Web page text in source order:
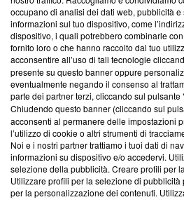
creare news di qualità. Inoltre,
‘Trust Project - News with Integrity’
ancora membro del programma, ma
parte; Trust Project non ha ancora
conformità agli standard.
Su di noi
Team editoriale
Corporate
Redazione
Informativa Privacy
occupano di analisi dei dati web, pubblicità
informazioni sul tuo dispositivo, come
dispositivo, i quali potrebbero combinarle
fornito loro o che hanno raccolto dal tuo
acconsentire all’uso di tali tecnologie
presente su questo banner oppure
eventualmente negando il consenso al
parte dei partner terzi, cliccando sul pulsante
Chiudendo questo banner (cliccando sul
acconsenti al permanere delle impostazioni
l’utilizzo di cookie o altri strumenti di
Noi e i nostri partner trattiamo i tuoi dati di
informazioni su dispositivo e/o accedervi.
selezione della pubblicità. Creare profili per
Utilizzare profili per la selezione di
per la personalizzazione dei contenuti.